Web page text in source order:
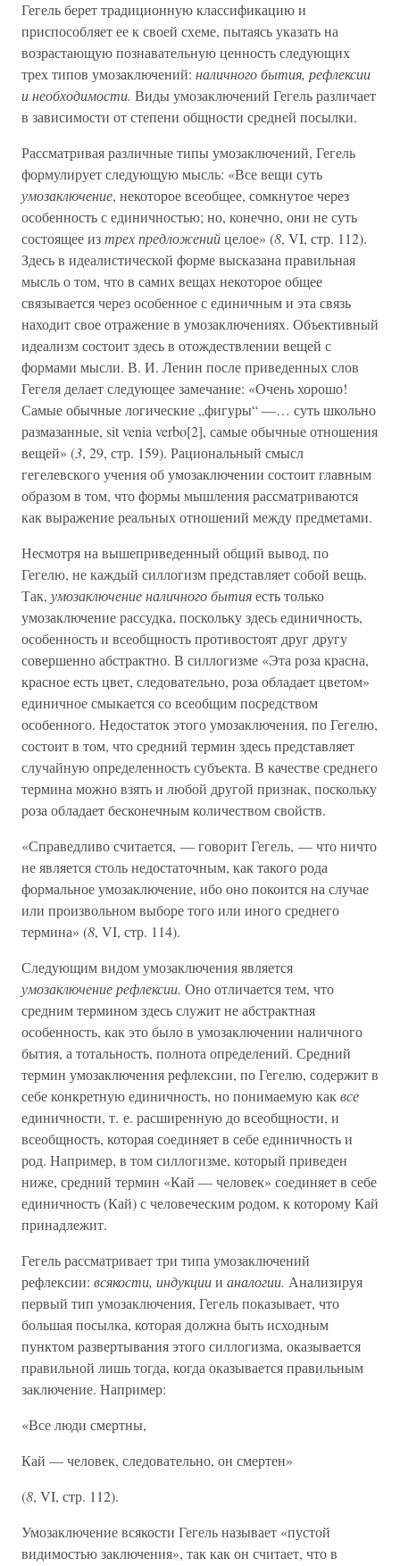
Гегель берет традиционную классификацию и
приспособляет ее к своей схеме, пытаясь указать на
возрастающую познавательную ценность следующих
трех типов умозаключений: наличного бытия, рефлексии
и необходимости. Виды умозаключений Гегель различает
в зависимости от степени общности средней посылки.
Рассматривая различные типы умозаключений, Гегель
формулирует следующую мысль: «Все вещи суть
умозаключение, некоторое всеобщее, сомкнутое через
особенность с единичностью; но, конечно, они не суть
состоящее изтрех предложенийцелое» (8, VI, стр. 112).
Здесь в идеалистической форме высказана правильная
мысль о том, что в самих вещах некоторое общее
связывается через особенное с единичным и эта связь
находит свое отражение в умозаключениях. Объективный
идеализм состоит здесь в отождествлении вещей с
формами мысли. В. И. Ленин после приведенных слов
Гегеля делает следующее замечание: «Очень хорошо!
Самые обычные логические „фигуры“ —… суть школьно
размазанные, sit venia verbo[2], самые обычные отношения
вещей» (3, 29, стр. 159). Рациональный смысл
гегелевского учения об умозаключении состоит главным
образом в том, что формы мышления рассматриваются
как выражение реальных отношений между предметами.
Несмотря на вышеприведенный общий вывод, по
Гегелю, не каждый силлогизм представляет собой вещь.
Так, умозаключение наличного бытияесть только
умозаключение рассудка, поскольку здесь единичность,
особенность и всеобщность противостоят друг другу
совершенно абстрактно. В силлогизме «Эта роза красна,
красное есть цвет, следовательно, роза обладает цветом»
единичное смыкается со всеобщим посредством
особенного. Недостаток этого умозаключения, по Гегелю,
состоит в том, что средний термин здесь представляет
случайную определенность субъекта. В качестве среднего
термина можно взять и любой другой признак, поскольку
роза обладает бесконечным количеством свойств.
«Справедливо считается, — говорит Гегель, — что ничто
не является столь недостаточным, как такого рода
формальное умозаключение, ибо оно покоится на случае
или произвольном выборе того или иного среднего
термина» (8, VI, стр. 114).
Следующим видом умозаключения является
умозаключение рефлексии. Оно отличается тем, что
средним термином здесь служит не абстрактная
особенность, как это было в умозаключении наличного
бытия, а тотальность, полнота определений. Средний
термин умозаключения рефлексии, по Гегелю, содержит в
себе конкретную единичность, но понимаемую каквсе
единичности, т. е. расширенную до всеобщности, и
всеобщность, которая соединяет в себе единичность и
род. Например, в том силлогизме, который приведен
ниже, средний термин «Кай — человек» соединяет в себе
единичность (Кай) с человеческим родом, к которому Кай
принадлежит.
Гегель рассматривает три типа умозаключений
рефлексии: всякости, индукциии аналогии. Анализируя
первый тип умозаключения, Гегель показывает, что
большая посылка, которая должна быть исходным
пунктом развертывания этого силлогизма, оказывается
правильной лишь тогда, когда оказывается правильным
заключение. Например:
«Все люди смертны,
Кай — человек, следовательно, он смертен»
(8, VI, стр. 112).
Умозаключение всякости Гегель называет «пустой
видимостью заключения», так как он считает, что в